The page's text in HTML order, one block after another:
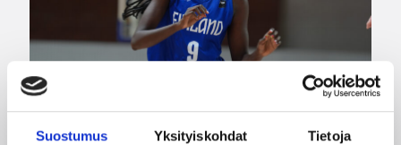
Suostumus Yksityiskohdat Tietoja